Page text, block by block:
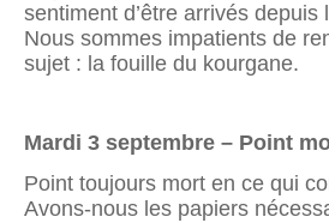
sentiment d’être arrivés depuis
Nous sommes impatients de
sujet : la fouille du kourgane.
Mardi 3 septembre – Point
Point toujours mort en ce qui
Avons-nous les papiers